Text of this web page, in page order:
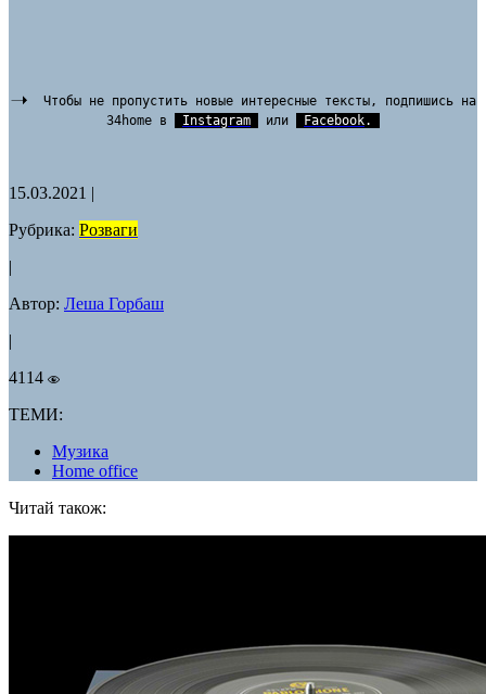
Чтобы не пропустить новые интересные тексты, подпишись на
34home в
Instagram или Facebook.
15.03.2021 |
Рубрика: Розваги
|
Автор: Леша Горбаш
|
4114
ТЕМИ:
Музика
Home office
Читай також: